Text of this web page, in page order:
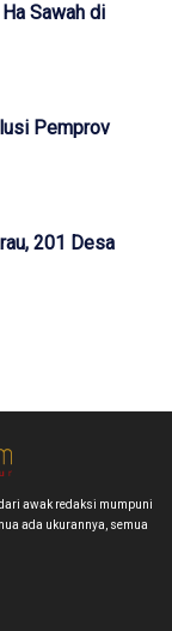
Sawah di
Pemprov
201 Desa
awak redaksi mumpuni
ada ukurannya, semua